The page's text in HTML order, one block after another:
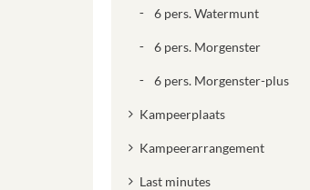
6 pers. Watermunt
6 pers. Morgenster
6 pers. Morgenster-plus
Kampeerplaats
Kampeerarrangement
Last minutes